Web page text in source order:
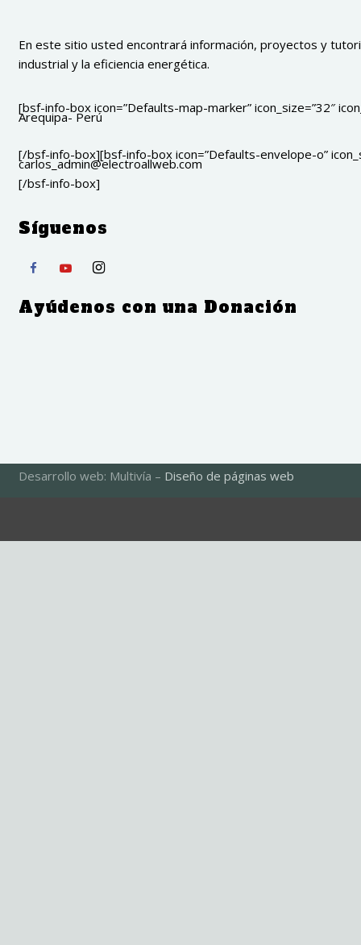
En este sitio usted encontrará información, proyectos y
industrial y la eficiencia energética.
[bsf-info-box icon=”Defaults-map-marker” icon_size=”32″
Arequipa- Perú
[/bsf-info-box][bsf-info-box icon=”Defaults-envelope-o”
carlos_admin@electroallweb.com
[/bsf-info-box]
Síguenos
Ayúdenos con una Donación
Desarrollo web: Multivía – Diseño de páginas web